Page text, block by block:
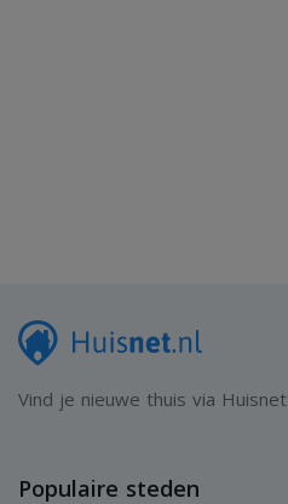
Vind je nieuwe thuis via Huisnet
Populaire steden